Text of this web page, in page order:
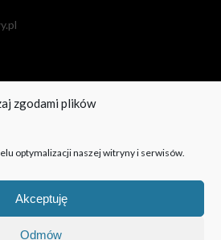
zgodami plików
optymalizacji naszej witryny i serwisów.
Akceptuję
Odmów
2024. Wszystkie prawa
portalu oznacza akceptację polityki